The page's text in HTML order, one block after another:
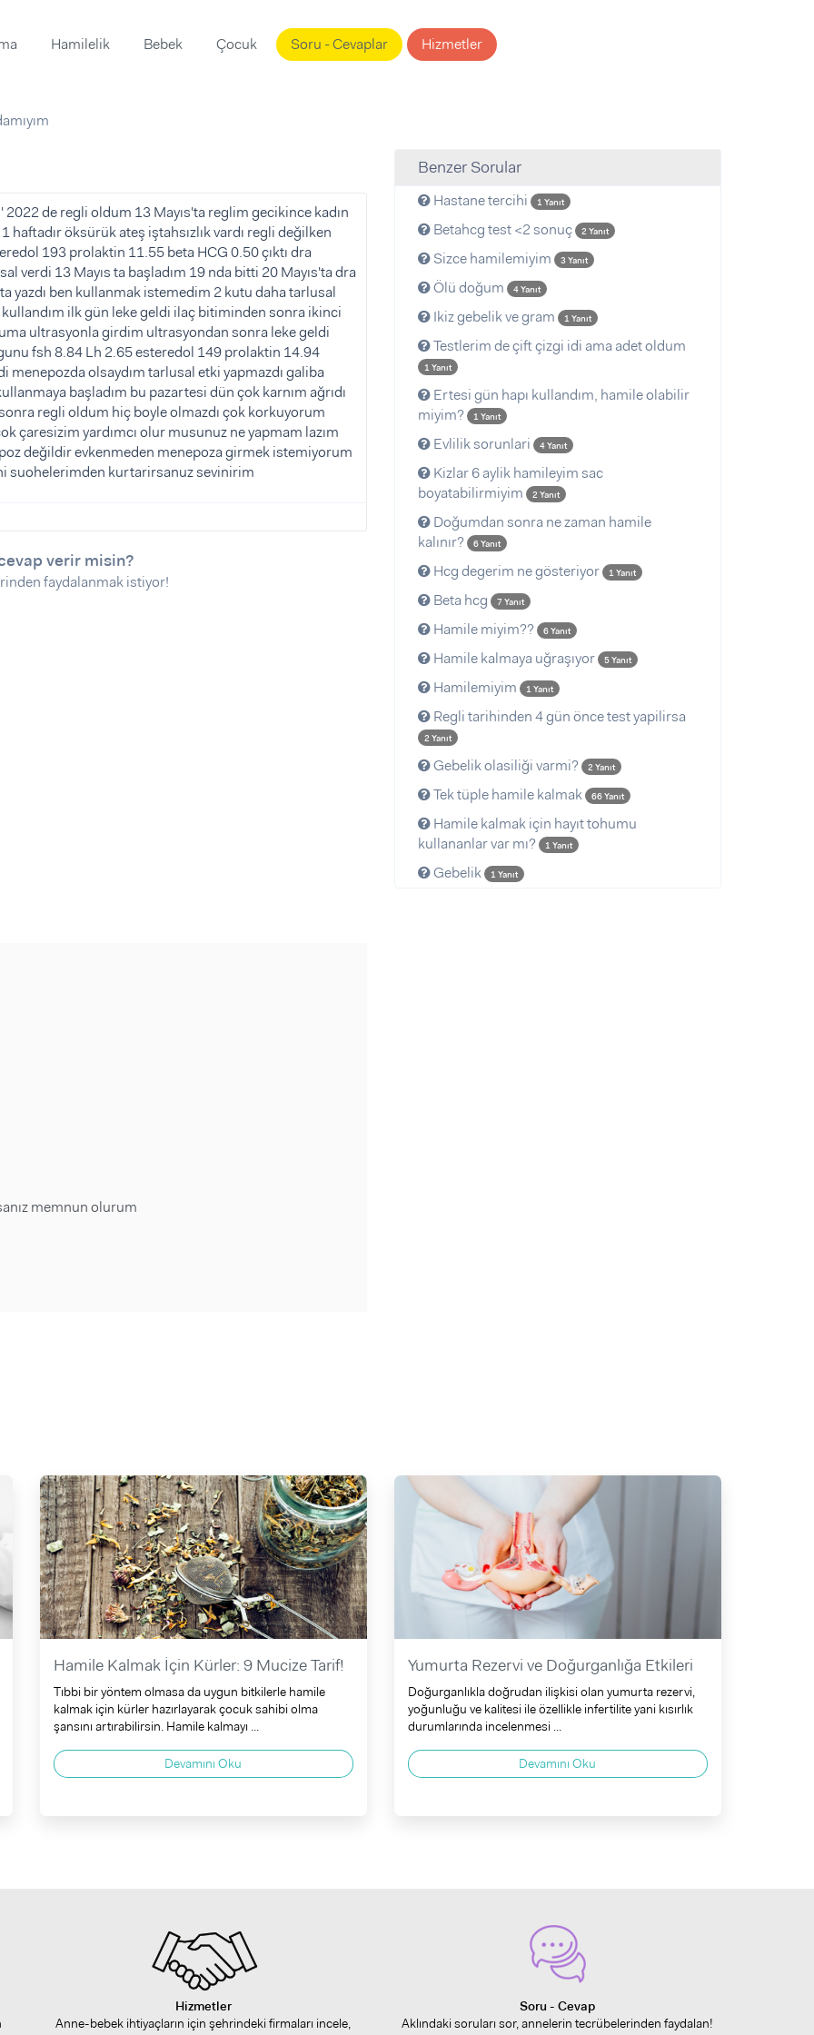
Hamilelik Bebek Çocuk Soru - Cevaplar Hizmetler
de regli oldum 13 Mayıs'ta reglim gecikince kadın
öksürük ateş iştahsızlık vardı regli değilken
193 prolaktin 11.55 beta HCG 0.50 çıktı dra
verdi 13 Mayıs ta başladım 19 nda bitti 20 Mayıs'ta dra
yazdı ben kullanmak istemedim 2 kutu daha tarlusal
ilk gün leke geldi ilaç bitiminden sonra ikinci
ultrasyonla girdim ultrasyondan sonra leke geldi
fsh 8.84 Lh 2.65 esteredol 149 prolaktin 14.94
olsaydım tarlusal etki yapmazdı galiba
başladım bu pazartesi dün çok karnım ağrıdı
regli oldum hiç boyle olmazdı çok korkuyorum
çaresizim yardımcı olur musunuz ne yapmam lazım
değildir evkenmeden menepoza girmek istemiyorum
suohelerimden kurtarirsanuz sevinirim
verir misin?
faydalanmak istiyor!
memnun olurum
Benzer Sorular
Hastane tercihi 1 Yanıt
Betahcg test <2 sonuç 2 Yanıt
Sizce hamilemiyim 3 Yanıt
Ölü doğum 4 Yanıt
Ikiz gebelik ve gram 1 Yanıt
Testlerim de çift çizgi idi ama adet oldum
1 Yanıt
Ertesi gün hapı kullandım, hamile olabilir
miyim?
1 Yanıt
Evlilik sorunlari 4 Yanıt
Kizlar 6 aylik hamileyim sac
boyatabilirmiyim
2 Yanıt
Doğumdan sonra ne zaman hamile
kalınır?
6 Yanıt
Hcg degerim ne gösteriyor 1 Yanıt
Beta hcg 7 Yanıt
Hamile miyim?? 6 Yanıt
Hamile kalmaya uğraşıyor 5 Yanıt
Hamilemiyim 1 Yanıt
Regli tarihinden 4 gün önce test yapilirsa
2 Yanıt
Gebelik olasiliği varmi? 2 Yanıt
Tek tüple hamile kalmak 66 Yanıt
Hamile kalmak için hayıt tohumu
kullananlar var mı?
1 Yanıt
Gebelik 1 Yanıt
Hamile Kalmak İçin Kürler: 9 Mucize Tarif!
Tıbbi bir yöntem olmasa da uygun bitkilerle hamile
kalmak için kürler hazırlayarak çocuk sahibi olma
şansını artırabilirsin. Hamile kalmayı ...
Devamını Oku
Yumurta Rezervi ve Doğurganlığa Etkileri
Doğurganlıkla doğrudan ilişkisi olan yumurta rezervi,
yoğunluğu ve kalitesi ile özellikle infertilite yani kısırlık
durumlarında incelenmesi ...
Devamını Oku
Hizmetler
Anne-bebek ihtiyaçların için şehrindeki firmaları incele,
Soru - Cevap
Aklındaki soruları sor, annelerin tecrübelerinden faydalan!